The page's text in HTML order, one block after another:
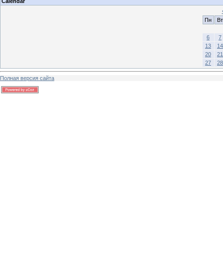
Пн
Вт
6
7
13
14
20
21
27
28
Полная версия сайта